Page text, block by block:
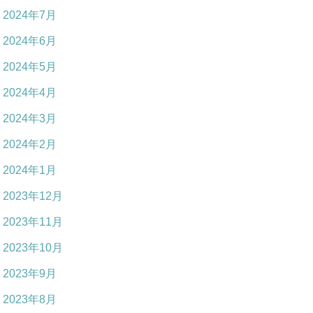
2024年7月
2024年6月
2024年5月
2024年4月
2024年3月
2024年2月
2024年1月
2023年12月
2023年11月
2023年10月
2023年9月
2023年8月